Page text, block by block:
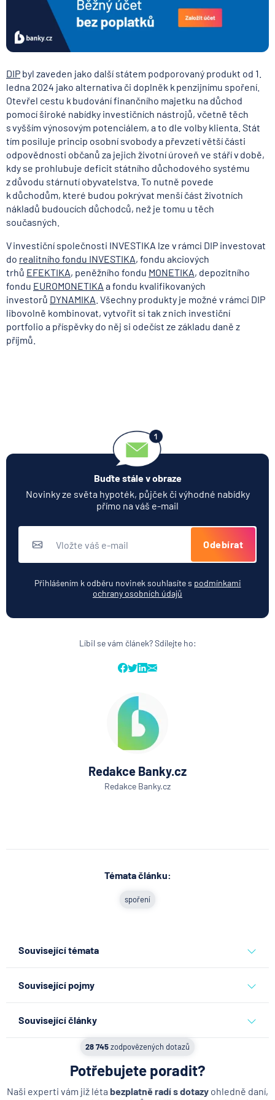
DIP byl zaveden jako další státem podporovaný produkt od 1.
ledna 2024 jako alternativa či doplněk k penzijnímu spoření.
Otevřel cestu k budování finančního majetku na důchod
pomocí široké nabídky investičních nástrojů, včetně těch
s vyšším výnosovým potenciálem, a to dle volby klienta. Stát
tím posiluje princip osobní svobody a převzetí větší části
odpovědnosti občanů za jejich životní úroveň ve stáří v době,
kdy se prohlubuje deficit státního důchodového systému
z důvodu stárnutí obyvatelstva. To nutně povede
k důchodům, které budou pokrývat menší část životních
nákladů budoucích důchodců, než je tomu u těch
současných.
V investiční společnosti INVESTIKA lze v rámci DIP investovat
do realitního fondu INVESTIKA, fondu akciových
trhů EFEKTIKA, peněžního fondu MONETIKA, depozitního
fondu EUROMONETIKA a fondu kvalifikovaných
investorů DYNAMIKA . Všechny produkty je možné v rámci DIP
libovolně kombinovat, vytvořit si tak z nich investiční
portfolio a příspěvky do něj si odečíst ze základu daně z
příjmů.
Buďte stále v obraze
Novinky ze světa hypoték, půjček či výhodné nabídky
přímo na váš e-mail
Odebírat
Přihlášením k odběru novinek souhlasíte s podmínkami
ochrany osobních údajů
Líbil se vám článek? Sdílejte ho:
Redakce Banky.cz
Redakce Banky.cz
Témata článku:
spoření
Související témata
Související pojmy
Výsluhová penze
Předčasný důchod
Výpis z úvěrového účtu
Související články
Co se děje po nahlášení
podvodu v Air Bank
7.8.2026 Běžný účet
28 745zodpovězených dotazů
Potřebujete poradit?
Naši experti vám již léta bezplatně radí s dotazy ohledně daní,